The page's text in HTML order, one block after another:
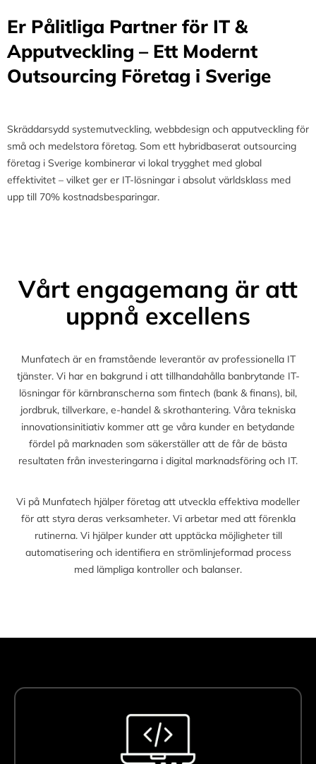
Er Pålitliga Partner för IT &
Apputveckling – Ett Modernt
Outsourcing Företag i Sverige
Skräddarsydd systemutveckling, webbdesign och apputveckling för
små och medelstora företag. Som ett hybridbaserat outsourcing
företag i Sverige kombinerar vi lokal trygghet med global
effektivitet – vilket ger er IT-lösningar i absolut världsklass med
upp till 70% kostnadsbesparingar.
Vårt engagemang är att
uppnå excellens
Munfatech är en framstående leverantör av professionella IT
tjänster. Vi har en bakgrund i att tillhandahålla banbrytande IT-
lösningar för kärnbranscherna som fintech (bank & finans), bil,
jordbruk, tillverkare, e-handel & skrothantering. Våra tekniska
innovationsinitiativ kommer att ge våra kunder en betydande
fördel på marknaden som säkerställer att de får de bästa
resultaten från investeringarna i digital marknadsföring och IT.
Vi på Munfatech hjälper företag att utveckla effektiva modeller
för att styra deras verksamheter. Vi arbetar med att förenkla
rutinerna. Vi hjälper kunder att upptäcka möjligheter till
automatisering och identifiera en strömlinjeformad process
med lämpliga kontroller och balanser.